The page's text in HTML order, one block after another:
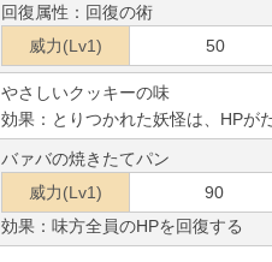
回復属性：回復の術
威力(Lv1)
50
やさしいクッキーの味
効果：とりつかれた妖怪は、HPが
バァバの焼きたてパン
威力(Lv1)
90
効果：味方全員のHPを回復する